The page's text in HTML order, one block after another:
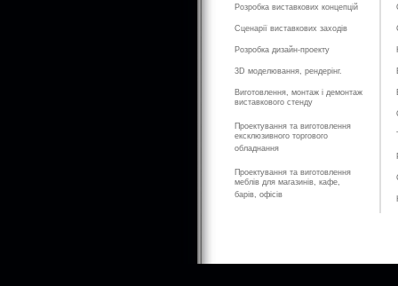
Розробка виставкових концепцій
Сценарії виставкових заходів
Розробка дизайн-проекту
3D моделювання, рендерінг.
Виготовлення, монтаж і демонтаж
виставкового стенду
Проектування та виготовлення
ексклюзивного торгового
обладнання
Проектування та виготовлення
меблів для магазинів, кафе,
барів, офісів